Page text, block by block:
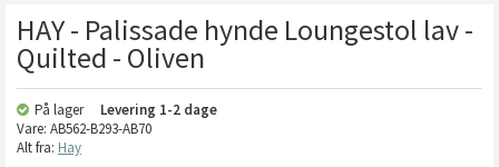
HAY - Palissade hynde Loungestol lav -
Quilted - Oliven
På lager Levering 1-2 dage
Vare: AB562-B293-AB70
Alt fra: Hay